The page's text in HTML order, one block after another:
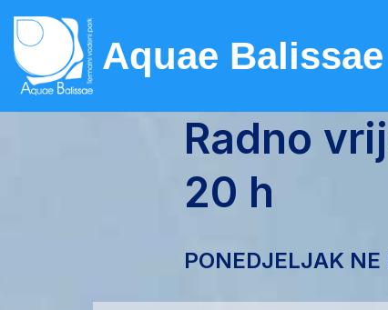
Skip
to
content
Aquae Balissae
Radno
20 h
PONEDJELJAK NE